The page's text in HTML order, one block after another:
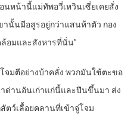
หน้านี้แม่ทัพอวี่เหวินเซี่ยเคยสั่ง
านั้นมีอสูรอยู่กว่าแสนห้าตัว กอง
อมและสังหารที่นั่น”
จมตีอย่างบ้าคลั่ง พวกมันใช้ตะขอ
ด่านอันเก่าแก่นี้และปีนขึ้นมา ส่ง
ตว์เลื้อยคลานที่เข้าจู่โจม